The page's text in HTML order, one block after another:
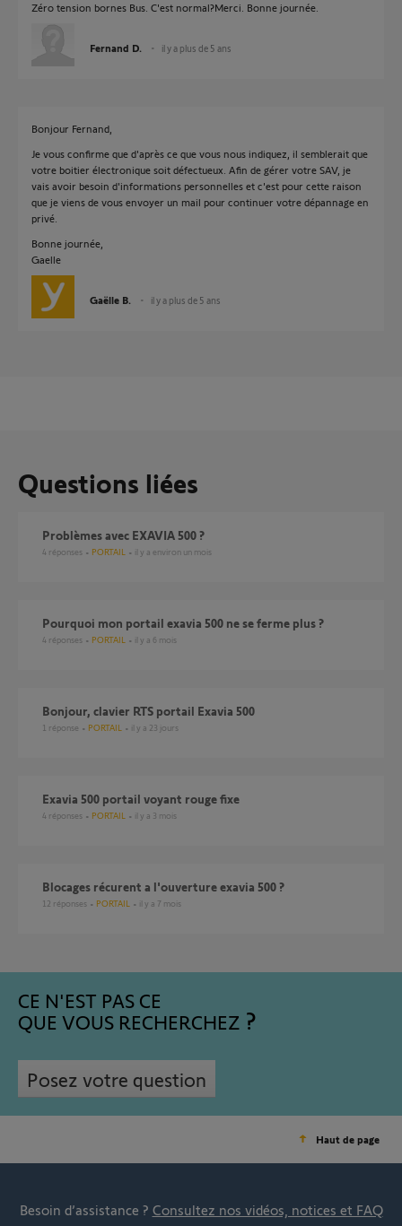
Zéro tension bornes Bus. C'est normal?Merci. Bonne journée.
Fernand D. il y a plus de 5 ans
Bonjour Fernand,
Je vous confirme que d'après ce que vous nous indiquez, il semblerait que
votre boitier électronique soit défectueux. Afin de gérer votre SAV, je
vais avoir besoin d'informations personnelles et c'est pour cette raison
que je viens de vous envoyer un mail pour continuer votre dépannage en
privé.
Bonne journée,
Gaelle
Gaëlle B. il y a plus de 5 ans
Questions liées
Problèmes avec EXAVIA 500 ?
4 réponses PORTAIL il y a environ un mois
pourquoi mon portail exavia 500 ne se ferme plus ?
4 réponses PORTAIL il y a 6 mois
Bonjour, clavier RTS portail Exavia 500
1 réponse PORTAIL il y a 23 jours
Exavia 500 portail voyant rouge fixe
4 réponses PORTAIL il y a 3 mois
Blocages récurent a l'ouverture exavia 500 ?
12 réponses PORTAIL il y a 7 mois
CE N'EST PAS CE
QUE VOUS RECHERCHEZ
Posez votre question
Haut de page
Besoin d’assistance ? Consultez nos vidéos, notices et FAQ